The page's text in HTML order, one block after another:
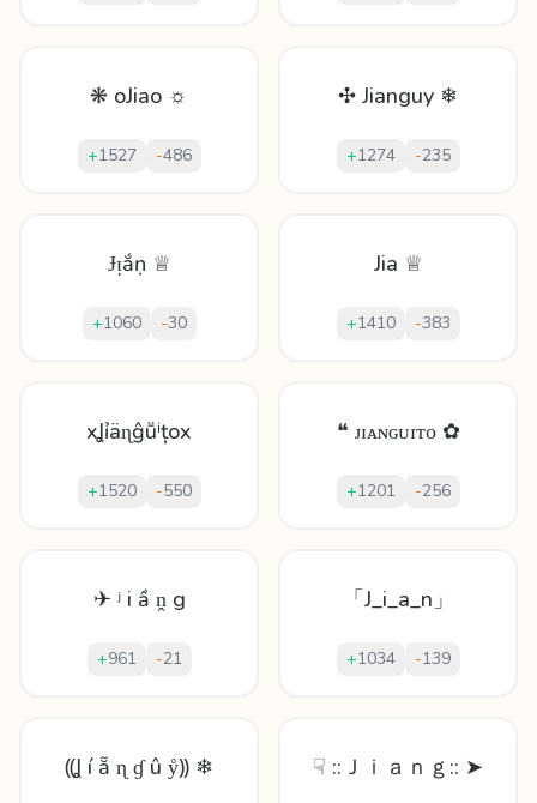
❋ oJiao ☼
+1527 -486
✣ Jianguy ❄
+1274 -235
Ɉᴉắṇ ♕
+1060 -30
Jia ♕
+1410 -383
xꞲỉäɳĝṻⁱțox
+1520 -550
❝ ᴊɪᴀɴɢᴜɪᴛᴏ ✿
+1201 -256
✈ ʲ і ầ ṋ g
+961 -21
「J_i_a_n」
+1034 -139
⸨Ʝ í ẵ ɳ ɠ û ẙ⸩ ❄ ☟ ::Ｊｉａｎｇ:: ➤